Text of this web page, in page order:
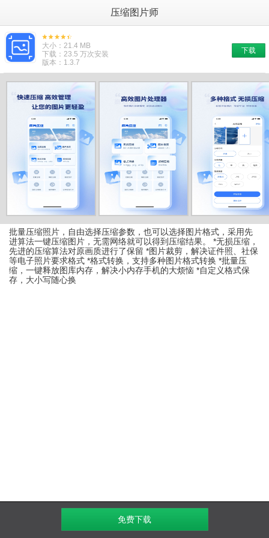
压缩图片师
大小：21.4 MB
下载：23.5 万次安装
版本：1.3.7
下载
批量压缩照片，自由选择压缩参数，也可以选择图片格式，采用先
进算法一键压缩图片，无需网络就可以得到压缩结果。 *无损压缩，
先进的压缩算法对原画质进行了保留 *图片裁剪，解决证件照、社保
等电子照片要求格式 *格式转换，支持多种图片格式转换 *批量压
缩，一键释放图库内存，解决小内存手机的大烦恼 *自定义格式保
存，大小写随心换
免费下载